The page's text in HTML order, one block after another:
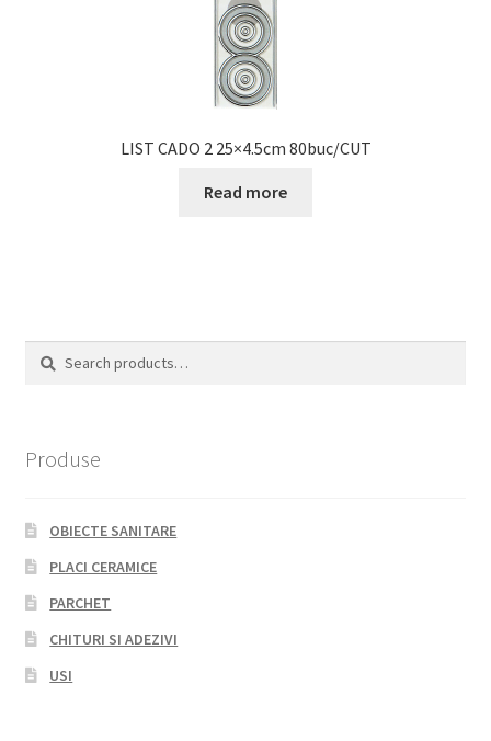
LIST CADO 2 25×4.5cm 80buc/CUT
Read more
Search
Search
Produse
OBIECTE SANITARE
PLACI CERAMICE
PARCHET
CHITURI SI ADEZIVI
USI